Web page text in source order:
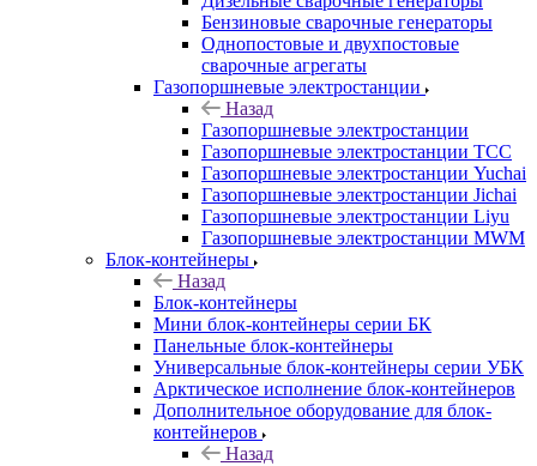
Бензиновые сварочные генераторы
Однопостовые и двухпостовые
сварочные агрегаты
Газопоршневые электростанции
Назад
Газопоршневые электростанции
Газопоршневые электростанции ТСС
Газопоршневые электростанции Yuchai
Газопоршневые электростанции Jichai
Газопоршневые электростанции Liyu
Газопоршневые электростанции MWM
Блок-контейнеры
Назад
Блок-контейнеры
Мини блок-контейнеры серии БК
Панельные блок-контейнеры
Универсальные блок-контейнеры серии УБК
Арктическое исполнение блок-контейнеров
Дополнительное оборудование для блок-
контейнеров
Назад